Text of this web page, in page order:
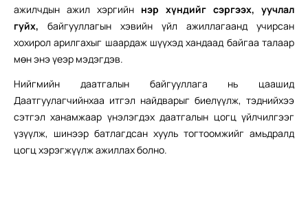
ажилчдын ажил хэргийн нэр хүндийг сэргээх, уучлал
гуйх, байгууллагын хэвийн үйл ажиллагаанд учирсан
хохирол арилгахыг шаардаж шүүхэд хандаад байгаа талаар
мөн энэ үеэр мэдэгдэв.
Нийгмийн даатгалын байгууллага нь цаашид
Даатгуулагчийнхаа итгэл найдварыг биелүүлж, тэднийхээ
сэтгэл ханамжаар үнэлэгдэх даатгалын цогц үйлчилгээг
үзүүлж, шинээр батлагдсан хууль тогтоомжийг амьдралд
цогц хэрэгжүүлж ажиллах болно.